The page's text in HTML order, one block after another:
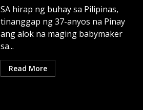
SA hirap ng buhay sa Pilipinas,
tinanggap ng 37-anyos na Pinay
ang alok na maging babymaker
sa...
Read More